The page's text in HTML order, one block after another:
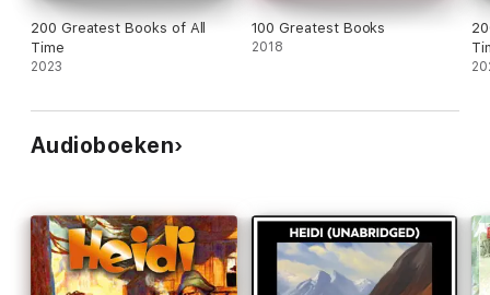
200 Greatest Books of All
Time
2023
100 Greatest Books
2018
Audioboeken